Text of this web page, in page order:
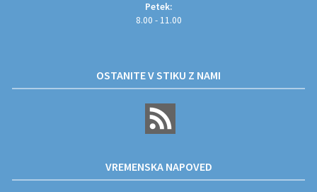
Petek:
8.00 - 11.00
OSTANITE V STIKU Z NAMI
VREMENSKA NAPOVED